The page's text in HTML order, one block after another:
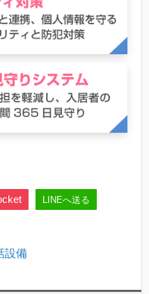
LINEへ送る
設備